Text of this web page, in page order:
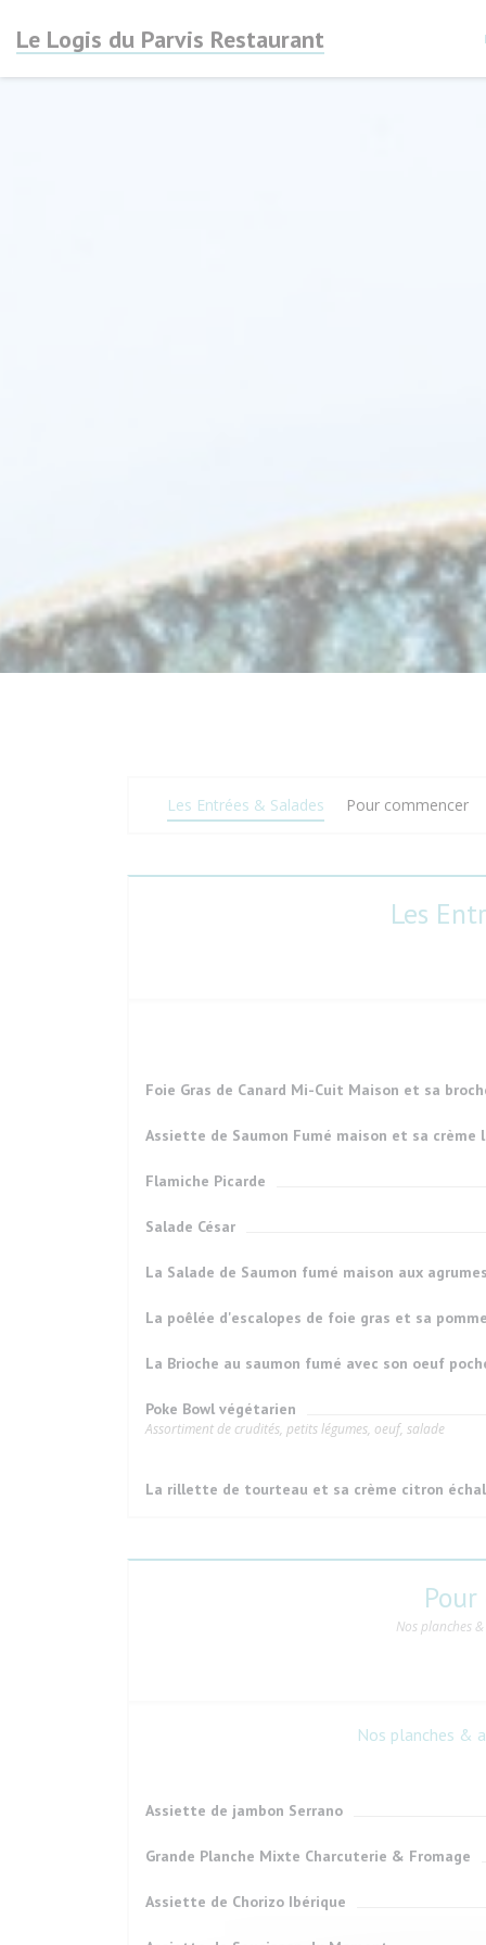
Le Logis du Parvis Restaurant
Les Entrées & Salades Pour commencer
Les
Foie Gras de Canard Mi-Cuit Maison et sa
Assiette de Saumon Fumé maison et sa crème
Flamiche Picarde
Salade César
La Salade de Saumon fumé maison aux agrumes
La poêlée d'escalopes de foie gras et sa
La Brioche au saumon fumé avec son oeuf
Poke Bowl végétarien
Assortiment de crudités, petits légumes, oeuf, salade
La rillette de tourteau et sa crème citron
Nos planches
Nos planches &
Assiette de jambon Serrano
Grande Planche Mixte Charcuterie & Fromage
Assiette de Chorizo Ibérique